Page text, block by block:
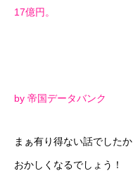
17億円。
by 帝国データバンク
まぁ有り得ない話でした
おかしくなるでしょう！